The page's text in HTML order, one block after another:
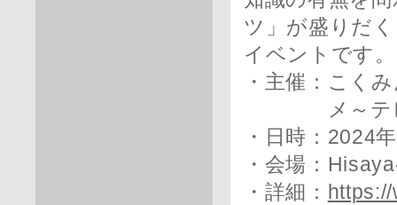
ツ」が盛りだ
イベントです。
・主催：こく
メ～テレ（
・日時：2024
・会場：
・詳細：